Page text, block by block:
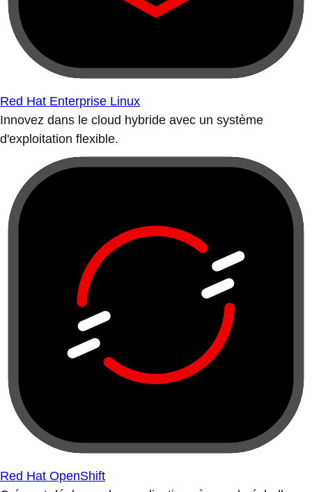
Red Hat Enterprise Linux
Innovez dans le cloud hybride avec un système
d'exploitation flexible.
Red Hat OpenShift